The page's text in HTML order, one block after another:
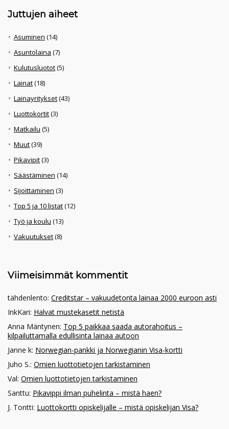
Juttujen aiheet
Asuminen (14)
Asuntolaina (7)
Kulutusluotot(5)
Lainat(18)
Lainayritykset(43)
Luottokortit(3)
Matkailu (5)
Muut(39)
Pikavipit(3)
Säästäminen (14)
Sijoittaminen (3)
Top 5 ja 10 listat(12)
Työ ja koulu (13)
Vakuutukset(8)
Viimeisimmät kommentit
tähdenlento: Creditstar – vakuudetonta lainaa 2000 euroon asti
InkKari: Halvat mustekasetit netistä
Anna Mäntynen: Top 5 paikkaa saada autorahoitus –
kilpailuttamalla edullisinta lainaa autoon
Janne k: Norwegian-pankki ja Norwegianin Visa-kortti
Juho S.: Omien luottotietojen tarkistaminen
Val: Omien luottotietojen tarkistaminen
Santtu: Pikavippi ilman puhelinta – mistä haen?
J. Tontti: Luottokortti opiskelijalle – mistä opiskelijan Visa?